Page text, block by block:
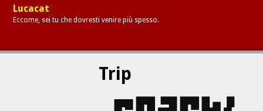
Lucacat
Eccome, sei tu che dovresti venire più spesso.
Trip